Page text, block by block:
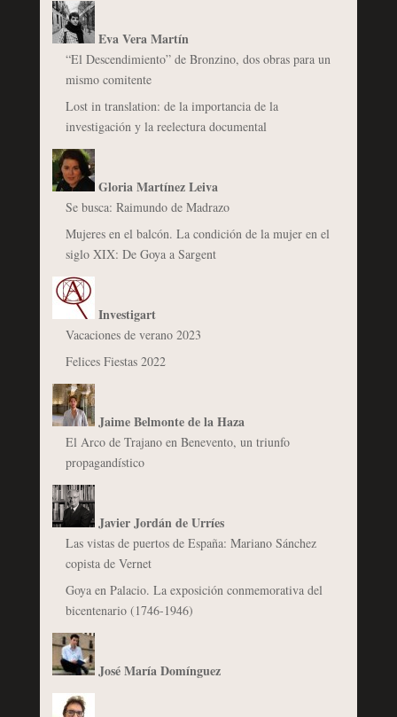
Eva Vera Martín
“El Descendimiento” de Bronzino, dos obras para un
mismo comitente
Lost in translation: de la importancia de la
investigación y la reelectura documental
Gloria Martínez Leiva
Se busca: Raimundo de Madrazo
Mujeres en el balcón. La condición de la mujer en el
siglo XIX: De Goya a Sargent
Investigart
Vacaciones de verano 2023
Felices Fiestas 2022
Jaime Belmonte de la Haza
El Arco de Trajano en Benevento, un triunfo
propagandístico
Javier Jordán de Urríes
Las vistas de puertos de España: Mariano Sánchez
copista de Vernet
Goya en Palacio. La exposición conmemorativa del
bicentenario (1746-1946)
José María Domínguez